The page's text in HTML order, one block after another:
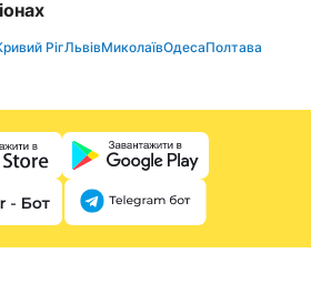
РігЛьвівМиколаївОдесаПолтава